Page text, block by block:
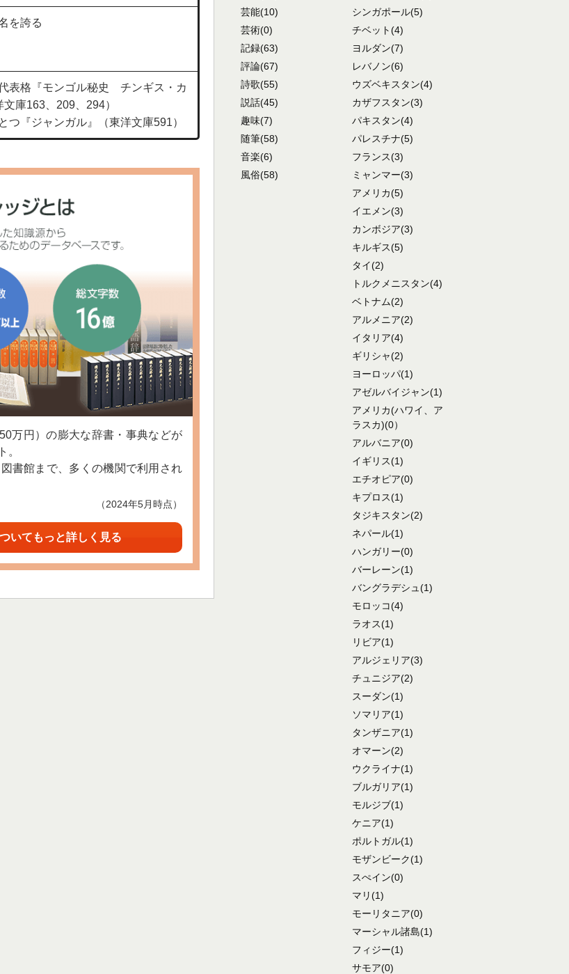
を誇る
表格『モンゴル秘史 チンギス・カ
庫163、209、294）
つ『ジャンガル』（東洋文庫591）
万円）の膨大な辞書・事典などが
。
書館まで、多くの機関で利用され
（2024年5月時点）
いてもっと詳しく見る
芸能(10)
芸術(0)
記録(63)
評論(67)
詩歌(55)
説話(45)
趣味(7)
随筆(58)
音楽(6)
風俗(58)
シンガポール(5)
チベット(4)
ヨルダン(7)
レバノン(6)
ウズベキスタン(4)
カザフスタン(3)
パキスタン(4)
パレスチナ(5)
フランス(3)
ミャンマー(3)
アメリカ(5)
イエメン(3)
カンボジア(3)
キルギス(5)
タイ(2)
トルクメニスタン(4)
ベトナム(2)
アルメニア(2)
イタリア(4)
ギリシャ(2)
ヨーロッパ(1)
アゼルバイジャン(1)
アメリカ(ハワイ、ア
ラスカ)(0）
アルバニア(0)
イギリス(1)
エチオピア(0)
キプロス(1)
タジキスタン(2)
ネパール(1)
ハンガリー(0)
バーレーン(1)
バングラデシュ (1)
モロッコ(4)
ラオス(1)
リビア(1)
アルジェリア(3)
チュニジア(2)
スーダン(1)
ソマリア(1)
タンザニア(1)
オマーン(2)
ウクライナ(1)
ブルガリア(1)
モルジブ(1)
ケニア(1)
ポルトガル(1)
モザンビーク(1)
スぺイン(0)
マリ(1)
モーリタニア(0)
マーシャル諸島(1)
フィジー(1)
サモア(0)